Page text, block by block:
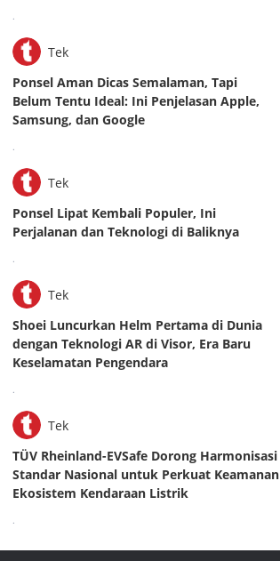
.
Tek
Ponsel Aman Dicas Semalaman, Tapi
Belum Tentu Ideal: Ini Penjelasan Apple,
Samsung, dan Google
.
Tek
Ponsel Lipat Kembali Populer, Ini
Perjalanan dan Teknologi di Baliknya
.
Tek
Shoei Luncurkan Helm Pertama di Dunia
dengan Teknologi AR di Visor, Era Baru
Keselamatan Pengendara
.
Tek
TÜV Rheinland-EVSafe Dorong Harmonisasi
Standar Nasional untuk Perkuat Keamanan
Ekosistem Kendaraan Listrik
.